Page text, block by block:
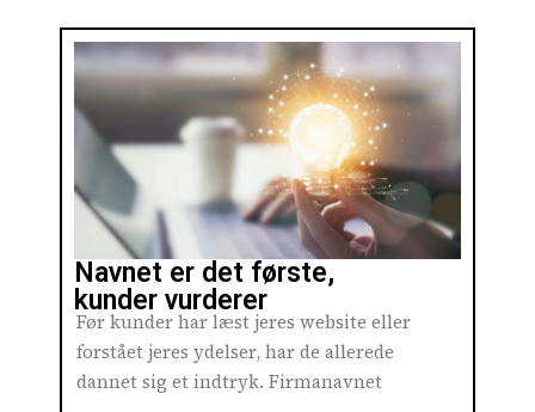
Navnet er det første,
kunder vurderer
Før kunder har læst jeres website eller
forstået jeres ydelser, har de allerede
dannet sig et indtryk. Firmanavnet